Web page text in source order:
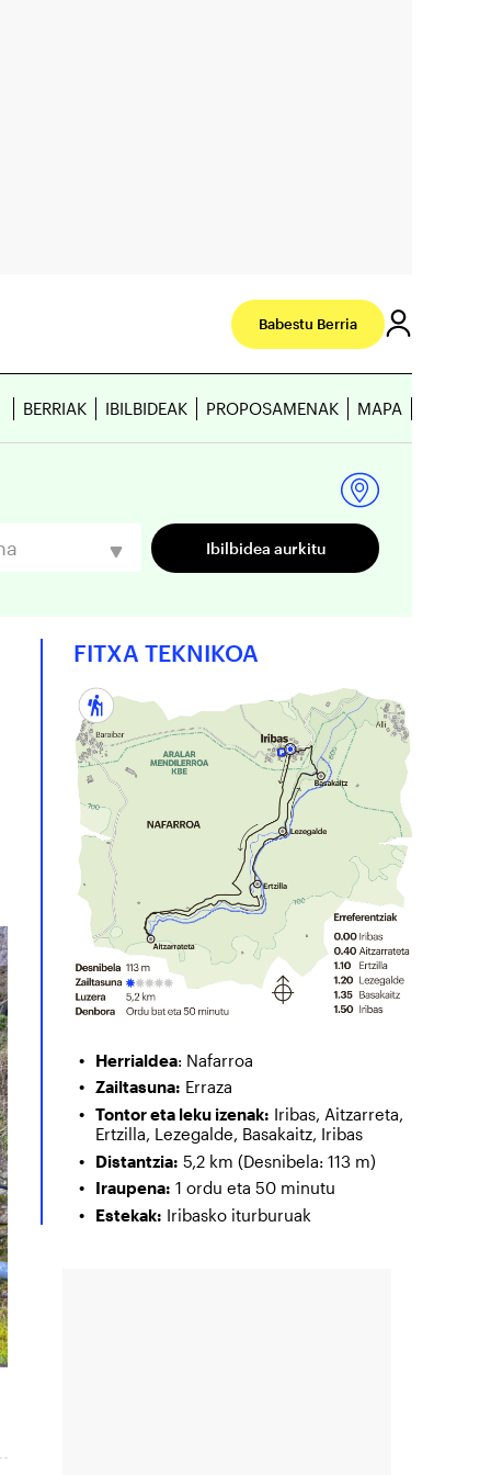
Babestu Berria
BERRIAK IBILBIDEAK PROPOSAMENAK MAPA
FITXA TEKNIKOA
Herrialdea: Nafarroa
Zailtasuna: Erraza
Tontor eta leku izenak: Iribas, Aitzarreta,
Ertzilla, Lezegalde, Basakaitz, Iribas
Distantzia: 5,2 km (Desnibela: 113 m)
Iraupena: 1 ordu eta 50 minutu
Estekak: Iribasko iturburuak